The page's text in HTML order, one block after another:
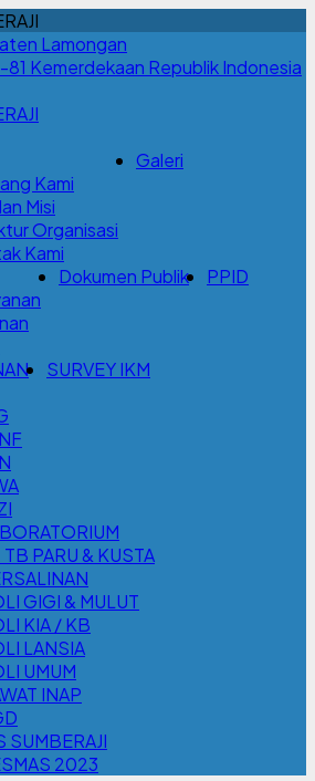
Kami
Misi
Organisasi
Kami
Galeri
Dokumen Publik PPID
SURVEY IKM
PARU & KUSTA
GIGI & MULUT
KIA / KB
LANSIA
UMUM
INAP
SUMBERAJI
2023